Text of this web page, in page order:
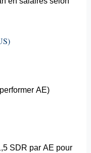
AE)
SDR par AE pour